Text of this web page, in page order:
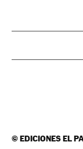
©EDICIONES EL